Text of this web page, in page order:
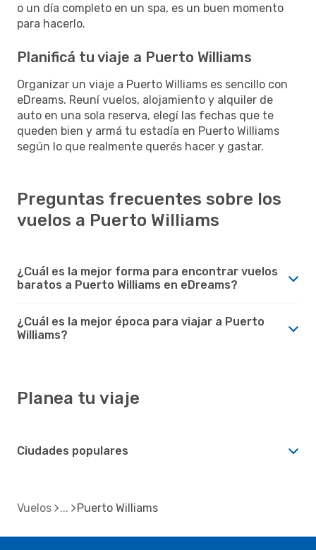
o un día completo en un spa, es un buen momento
para hacerlo.
Planificá tu viaje a Puerto Williams
Organizar un viaje a Puerto Williams es sencillo con
eDreams. Reuní vuelos, alojamiento y alquiler de
auto en una sola reserva, elegí las fechas que te
queden bien y armá tu estadía en Puerto Williams
según lo que realmente querés hacer y gastar.
Preguntas frecuentes sobre los
vuelos a Puerto Williams
¿Cuál es la mejor forma para encontrar vuelos
baratos a Puerto Williams en eDreams?
¿Cuál es la mejor época para viajar a Puerto
Williams?
Planea tu viaje
Ciudades populares
Vuelos Puerto Williams